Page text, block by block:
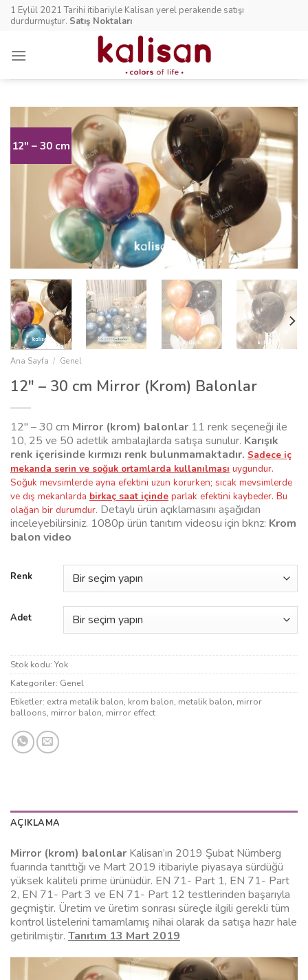
Skip1 Eylül 2021 Tarihi itibariyle Kalisan yerel perakende satışı
durdurmuştur. Satış Noktaları
12″ – 30 cm
Ana Sayfa / Genel
12″ – 30 cm Mirror (Krom) Balonlar
12″ – 30 cm Mirror (krom) balonlar 11 renk seçeneği ile
10, 25 ve 50 adetlik ambalajlarda satışa sunulur. Karışık
renk içerisinde kırmızı renk bulunmamaktadır. Sadece iç
mekanda serin ve soğuk ortamlarda kullanılması uygundur.
Soğuk mevsimlerde ayna efektini uzun korurken; sıcak mevsimlerde
ve dış mekanlarda birkaç saat içinde parlak efektini kaybeder. Bu
olağan bir durumdur. Detaylı ürün açıklamasını aşağıdan
inceleyebilirsiniz. 1080p ürün tanıtım videosu için bknz: Krom
balon video
Renk
Adet
Stok kodu: Yok
Kategoriler: Genel
Etiketler: extra metalik balon, krom balon, metalik balon, mirror
balloons, mirror balon, mirror effect
AÇIKLAMA
Mirror (krom) balonlar Kalisan’ın 2019 Şubat Nürnberg
fuarında tanıttığı ve Mart 2019 itibariyle piyasaya sürdüğü
yüksek kaliteli prime ürünüdür. EN 71- Part 1, EN 71- Part
2, EN 71- Part 3 ve EN 71- Part 12 testlerinden başarıyla
geçmiştir. Üretim ve üretim sonrası süreçle ilgili gerekli tüm
kontrol listelerini tamamlamış nihai olarak da satışa hazır hale
getirilmiştir. Tanıtım 13 Mart 2019